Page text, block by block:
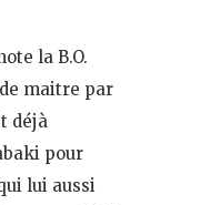
la B.O.
maitre par
déjà
pour
lui aussi